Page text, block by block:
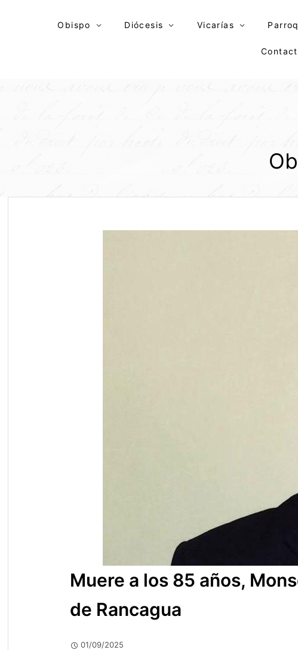
Obispo Diócesis Vicarías
Muere a los 85 años,
de Rancagua
01/09/2025